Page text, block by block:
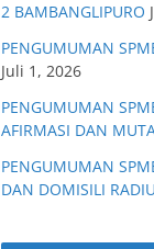
2 BAMBANGLIPURO
PENGUMUMAN
Juli 1, 2026
PENGUMUMAN
AFIRMASI DAN
PENGUMUMAN
DAN DOMISILI